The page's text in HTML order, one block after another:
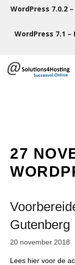
WordPress 7.0.2
WordPress 7.1 –
27
Gutenberg
20 november 2018
Lees hier voor de